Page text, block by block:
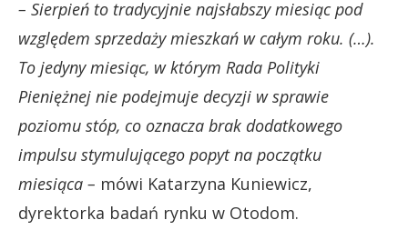
– Sierpień to tradycyjnie najsłabszy miesiąc pod
względem sprzedaży mieszkań w całym roku. (…).
To jedyny miesiąc, w którym Rada Polityki
Pieniężnej nie podejmuje decyzji w sprawie
poziomu stóp, co oznacza brak dodatkowego
impulsu stymulującego popyt na początku
miesiąca – mówi Katarzyna Kuniewicz,
dyrektorka badań rynku w Otodom.